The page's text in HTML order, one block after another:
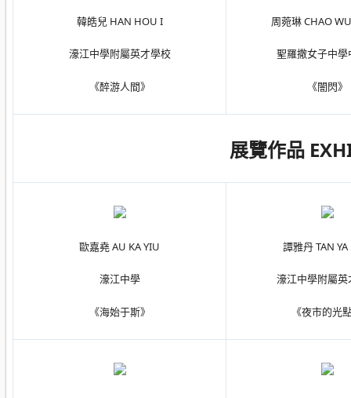
韓皓兒 HAN HOU I
濠江中學附屬英才學校
《醉游人間》
周菀琳 CHAO
聖羅撒女子中學
《闇閃》
展覽作品
歐嘉堯 AU KA YIU
濠江中學
《海始于斯》
譚雅丹 TAN
濠江中學附屬英
《夜市的光